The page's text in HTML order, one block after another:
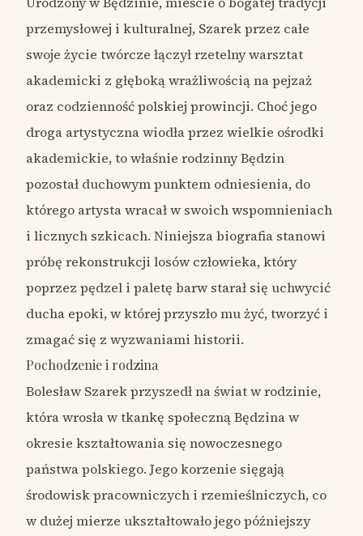
przemysłowej i kulturalnej, Szarek przez całe
swoje życie twórcze łączył rzetelny warsztat
akademicki z głęboką wrażliwością na pejzaż
oraz codzienność polskiej prowincji. Choć jego
droga artystyczna wiodła przez wielkie ośrodki
akademickie, to właśnie rodzinny Będzin
pozostał duchowym punktem odniesienia, do
którego artysta wracał w swoich wspomnieniach
i licznych szkicach. Niniejsza biografia stanowi
próbę rekonstrukcji losów człowieka, który
poprzez pędzel i paletę barw starał się uchwycić
ducha epoki, w której przyszło mu żyć, tworzyć i
zmagać się z wyzwaniami historii.
Pochodzenie i rodzina
Bolesław Szarek przyszedł na świat w rodzinie,
która wrosła w tkankę społeczną Będzina w
okresie kształtowania się nowoczesnego
państwa polskiego. Jego korzenie sięgają
środowisk pracowniczych i rzemieślniczych, co
w dużej mierze ukształtowało jego późniejszy